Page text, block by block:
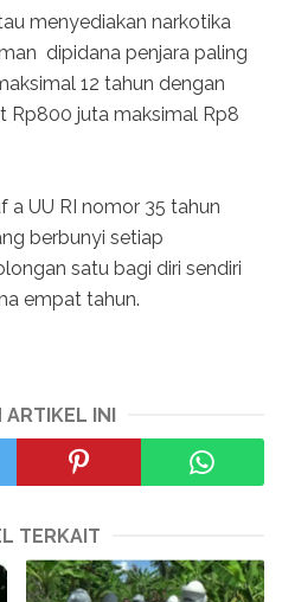
menyediakan narkotika
dipidana penjara paling
12 tahun dengan
Rp800 juta maksimal Rp8
a UU RI nomor 35 tahun
berbunyi setiap
satu bagi diri sendiri
empat tahun.
ARTIKEL INI
TERKAIT